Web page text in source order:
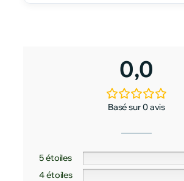
0,0
Basé sur 0 avis
5 étoiles
4 étoiles